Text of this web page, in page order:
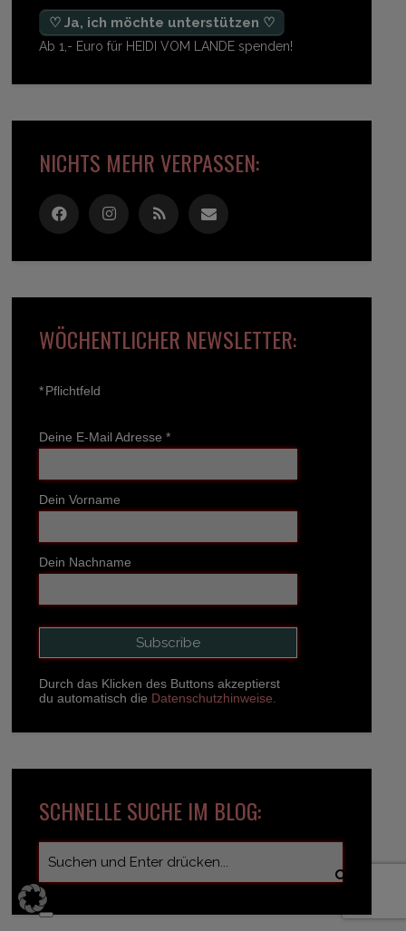
♡ Ja, ich möchte unterstützen ♡
Ab 1,- Euro für HEIDI VOM LANDE spenden!
NICHTS MEHR VERPASSEN:
WÖCHENTLICHER NEWSLETTER:
*Pflichtfeld
Deine E-Mail Adresse *
Dein Vorname
Dein Nachname
Durch das Klicken des Buttons akzeptierst
du automatisch die Datenschutzhinweise.
SCHNELLE SUCHE IM BLOG: